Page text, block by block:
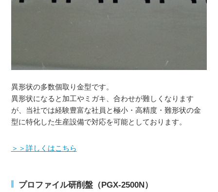
異形状の多数個取り金型です。
異形状になると加工やミガキ、合わせが難しくなります
が、当社では経験豊富な社員と極小・高精度・難形状の金
型に特化した生産設備で対応を可能としております。
＞＞詳しくはこちら
プロファイル研削盤（PGX-2500N）